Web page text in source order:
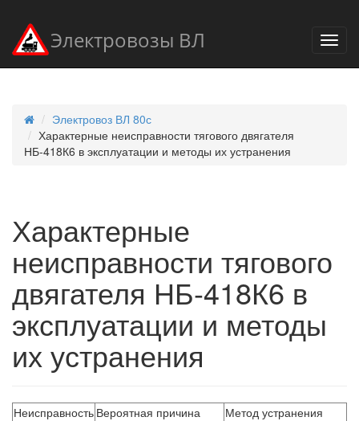
Электровозы ВЛ
Электровоз ВЛ 80с
Характерные неисправности тягового двягателя
НБ-418К6 в эксплуатации и методы их устранения
Характерные
неисправности тягового
двягателя НБ-418К6 в
эксплуатации и методы
их устранения
Неисправность Вероятная причина Метод устранения